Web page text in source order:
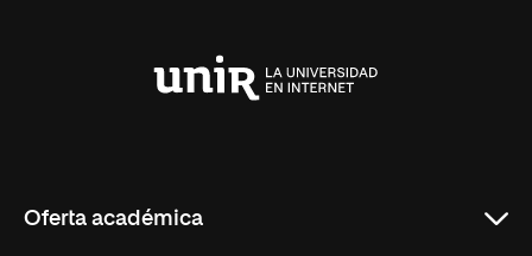
Oferta académica